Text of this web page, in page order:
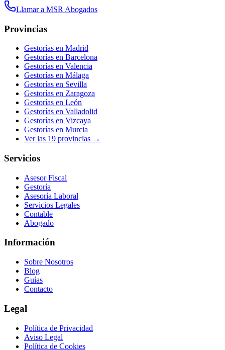
Llamar a MSR Abogados
Provincias
Gestorías en Madrid
Gestorías en Barcelona
Gestorías en Valencia
Gestorías en Málaga
Gestorías en Sevilla
Gestorías en Zaragoza
Gestorías en León
Gestorías en Valladolid
Gestorías en Vizcaya
Gestorías en Murcia
Ver las 19 provincias →
Servicios
Asesor Fiscal
Gestoría
Asesoría Laboral
Servicios Legales
Contable
Abogado
Información
Sobre Nosotros
Blog
Guías
Contacto
Legal
Política de Privacidad
Aviso Legal
Política de Cookies